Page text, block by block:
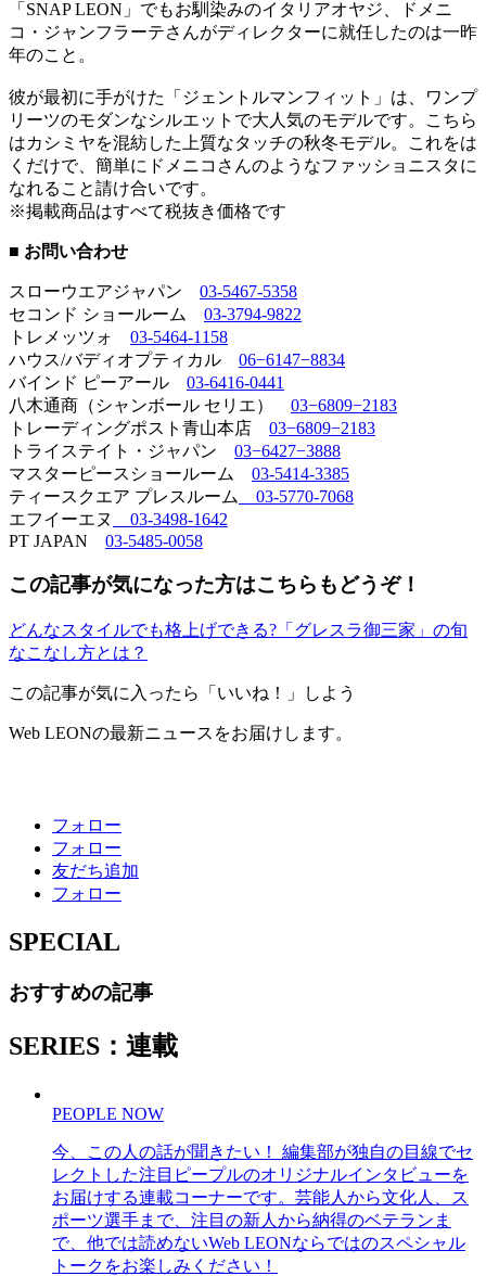
「SNAP LEON」でもお馴染みのイタリアオヤジ、ドメニ
コ・ジャンフラーテさんがディレクターに就任したのは一昨
年のこと。
彼が最初に手がけた「ジェントルマンフィット」は、ワンプ
リーツのモダンなシルエットで大人気のモデルです。こちら
はカシミヤを混紡した上質なタッチの秋冬モデル。これをは
くだけで、簡単にドメニコさんのようなファッショニスタに
なれること請け合いです。
※掲載商品はすべて税抜き価格です
■ お問い合わせ
スローウエアジャパン 03-5467-5358
セコンド ショールーム 03-3794-9822
トレメッツォ 03-5464-1158
ハウス/バディオプティカル 06−6147−8834
バインド ピーアール 03-6416-0441
八木通商（シャンボール セリエ） 03−6809−2183
トレーディングポスト青山本店 03−6809−2183
トライステイト・ジャパン 03−6427−3888
マスターピースショールーム 03-5414-3385
ティースクエア プレスルーム
03-5770-7068
エフイーエヌ
03-3498-1642
PT JAPAN 03-5485-0058
この記事が気になった方はこちらもどうぞ！
どんなスタイルでも格上げできる?「グレスラ御三家」の旬
なこなし方とは？
この記事が気に入ったら「いいね！」しよう
Web LEONの最新ニュースをお届けします。
フォロー
フォロー
友だち追加
フォロー
SPECIAL
おすすめの記事
SERIES：連載
PEOPLE NOW
今、この人の話が聞きたい！ 編集部が独自の目線でセ
レクトした注目ピープルのオリジナルインタビューを
お届けする連載コーナーです。芸能人から文化人、ス
ポーツ選手まで、注目の新人から納得のベテランま
で、他では読めないWeb LEONならではのスペシャル
トークをお楽しみください！